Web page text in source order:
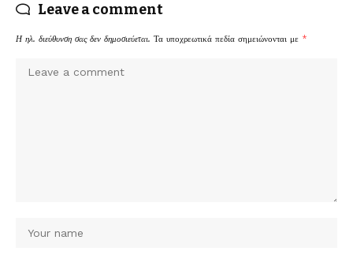
Leave a comment
Η ηλ. διεύθυνση σας δεν δημοσιεύεται. Τα υποχρεωτικά πεδία σημειώνονται με *